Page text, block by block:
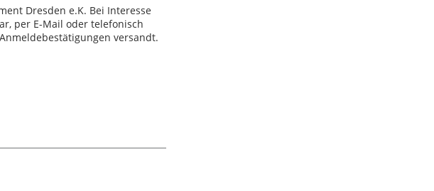
Dresden e.K. Bei Interesse
per E-Mail oder telefonisch
versandt.